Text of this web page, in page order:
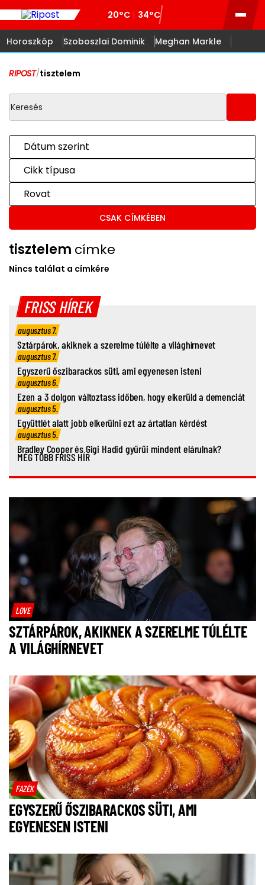
20°C 34°C
Horoszkóp Szoboszlai Dominik Meghan Markle
RIPOST/tisztelem
Dátum szerint
Cikk típusa
Rovat
CSAK CÍMKÉBEN
tisztelem címke
Nincs találat a címkére
FRISS HÍREK
augusztus 7.
Sztárpárok, akiknek a szerelme túlélte a világhírnevet
augusztus 7.
Egyszerű őszibarackos süti, ami egyenesen isteni
augusztus 6.
Ezen a 3 dolgon változtass időben, hogy elkerüld a demenciát
augusztus 5.
Együttlét alatt jobb elkerülni ezt az ártatlan kérdést
augusztus 5.
Bradley Cooper és Gigi Hadid gyűrűi mindent elárulnak?
MÉG TÖBB FRISS HÍR
LOVE
SZTÁRPÁROK, AKIKNEK A SZERELME TÚLÉLTE
A VILÁGHÍRNEVET
FAZÉK
EGYSZERŰ ŐSZIBARACKOS SÜTI, AMI
EGYENESEN ISTENI